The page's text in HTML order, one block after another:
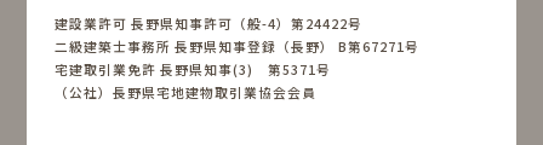
建設業許可 長野県知事許可（般-4）第24422号
二級建築士事務所 長野県知事登録（長野） B第67271号
宅建取引業免許 長野県知事(3) 第5371号
（公社）長野県宅地建物取引業協会会員